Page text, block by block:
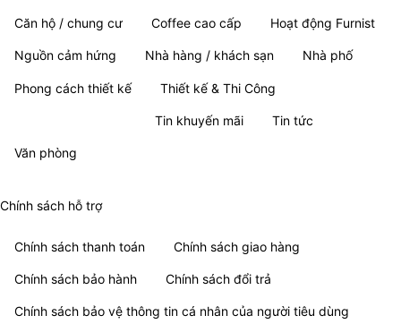
Căn hộ / chung cư Coffee cao cấp Hoạt động Furnist
Nguồn cảm hứng Nhà hàng / khách sạn Nhà phố
Phong cách thiết kế Thiết kế & Thi Công
Tin khuyến mãi Tin tức
Văn phòng
Chính sách hỗ trợ
Chính sách thanh toán Chính sách giao hàng
Chính sách bảo hành Chính sách đổi trả
Chính sách bảo vệ thông tin cá nhân của người tiêu dùng